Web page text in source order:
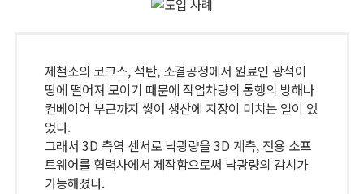
제철소의 코크스, 석탄, 소결공정에서 원료인 광석이
땅에 떨어져 모이기 때문에 작업차량의 통행의 방해나
컨베이어 부근까지 쌓여 생산에 지장이 미치는 일이 있
었다.
그래서 3D 측역 센서로 낙광량을 3D 계측, 전용 소프
트웨어를 협력사에서 제작함으로써 낙광량의 감시가
가능해졌다.